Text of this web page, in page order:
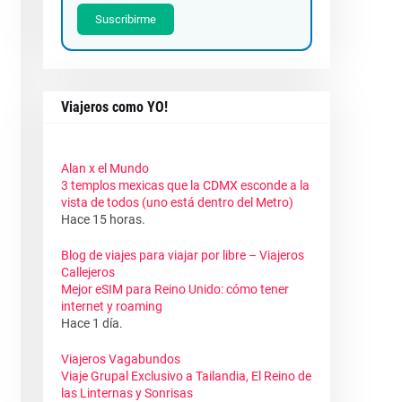
Suscribirme
Viajeros como YO!
Alan x el Mundo
3 templos mexicas que la CDMX esconde a la
vista de todos (uno está dentro del Metro)
Hace 15 horas.
Blog de viajes para viajar por libre – Viajeros
Callejeros
Mejor eSIM para Reino Unido: cómo tener
internet y roaming
Hace 1 día.
Viajeros Vagabundos
Viaje Grupal Exclusivo a Tailandia, El Reino de
las Linternas y Sonrisas